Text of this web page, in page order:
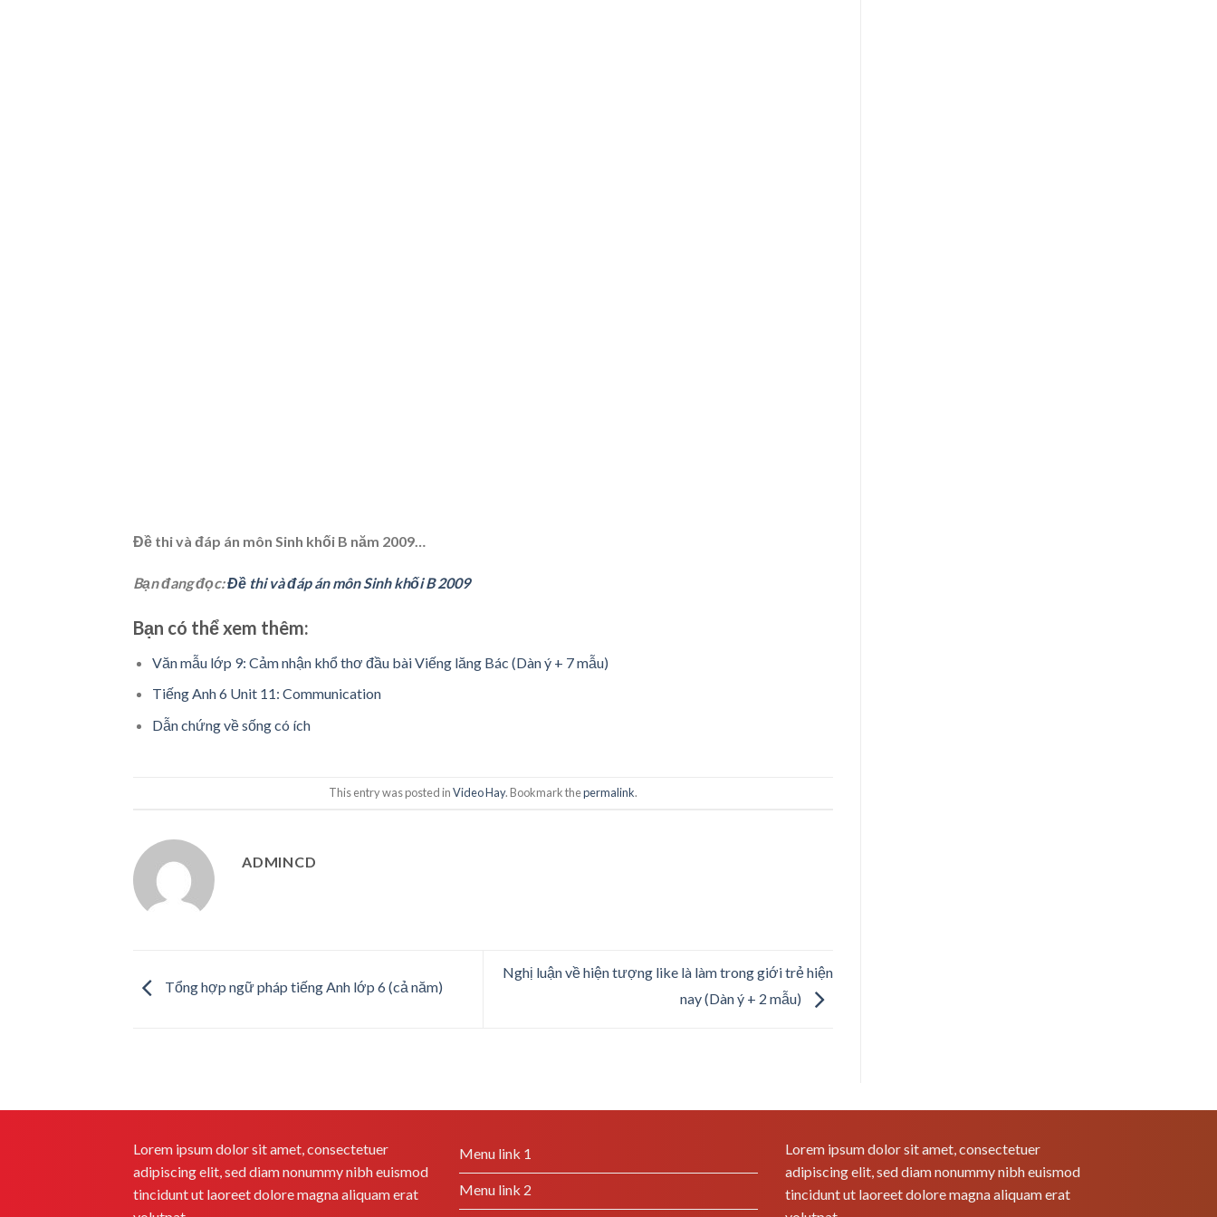
Đề thi và đáp án môn Sinh khối B năm 2009…
Bạn đang đọc:Đề thi và đáp án môn Sinh khối B 2009
Bạn có thể xem thêm:
Văn mẫu lớp 9: Cảm nhận khổ thơ đầu bài Viếng lăng Bác (Dàn ý + 7 mẫu)
Tiếng Anh 6 Unit 11: Communication
Dẫn chứng về sống có ích
This entry was posted inVideo Hay. Bookmark thepermalink.
ADMINCD
Tổng hợp ngữ pháp tiếng Anh lớp 6 (cả năm)
Nghị luận về hiện tượng like là làm trong giới trẻ hiện
nay (Dàn ý + 2 mẫu)
Lorem ipsum dolor sit amet, consectetuer
adipiscing elit, sed diam nonummy nibh euismod
tincidunt ut laoreet dolore magna aliquam erat
Menu link 1
Menu link 2
Lorem ipsum dolor sit amet, consectetuer
adipiscing elit, sed diam nonummy nibh euismod
tincidunt ut laoreet dolore magna aliquam erat